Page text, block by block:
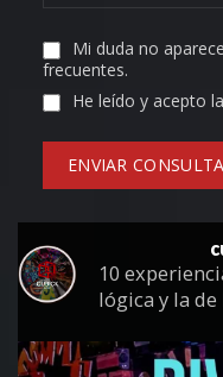
Mi duda no
frecuentes.
He leído y acepto
10
lógica y la